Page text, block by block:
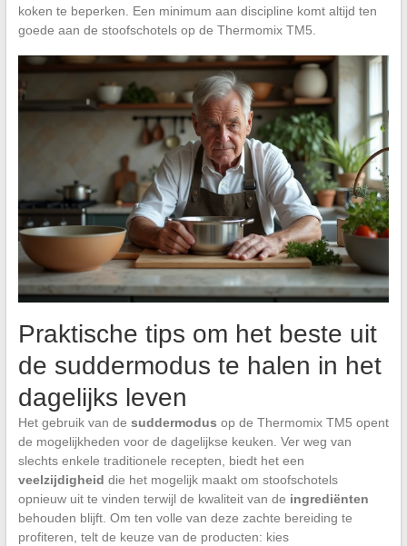
koken te beperken. Een minimum aan discipline komt altijd ten
goede aan de stoofschotels op de Thermomix TM5.
Praktische tips om het beste uit
de suddermodus te halen in het
dagelijks leven
Het gebruik van de suddermodus op de Thermomix TM5 opent
de mogelijkheden voor de dagelijkse keuken. Ver weg van
slechts enkele traditionele recepten, biedt het een
veelzijdigheid die het mogelijk maakt om stoofschotels
opnieuw uit te vinden terwijl de kwaliteit van de ingrediënten
behouden blijft. Om ten volle van deze zachte bereiding te
profiteren, telt de keuze van de producten: kies